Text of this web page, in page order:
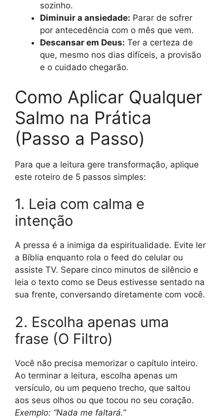
sozinho.
Diminuir a ansiedade: Parar de sofrer
por antecedência com o mês que vem.
Descansar em Deus: Ter a certeza de
que, mesmo nos dias difíceis, a provisão
e o cuidado chegarão.
Como Aplicar Qualquer
Salmo na Prática
(Passo a Passo)
Para que a leitura gere transformação, aplique
este roteiro de 5 passos simples:
1. Leia com calma e
intenção
A pressa é a inimiga da espiritualidade. Evite ler
a Bíblia enquanto rola o feed do celular ou
assiste TV. Separe cinco minutos de silêncio e
leia o texto como se Deus estivesse sentado na
sua frente, conversando diretamente com você.
2. Escolha apenas uma
frase (O Filtro)
Você não precisa memorizar o capítulo inteiro.
Ao terminar a leitura, escolha apenas um
versículo, ou um pequeno trecho, que saltou
aos seus olhos ou que tocou no seu coração.
Exemplo: “Nada me faltará.”